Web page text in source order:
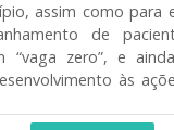
assim como para
de
“vaga zero”, e
às